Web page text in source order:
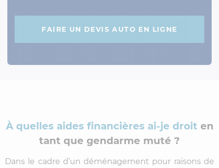
FAIRE UN DEVIS AUTO EN LIGNE
À quelles aides financières ai-je droit en
tant que gendarme muté ?
Dans le cadre d’un déménagement pour raisons de